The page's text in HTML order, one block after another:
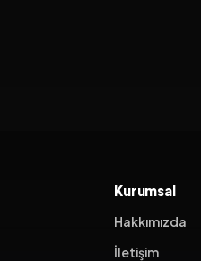
Kurumsal
Hakkımızda
İletişim